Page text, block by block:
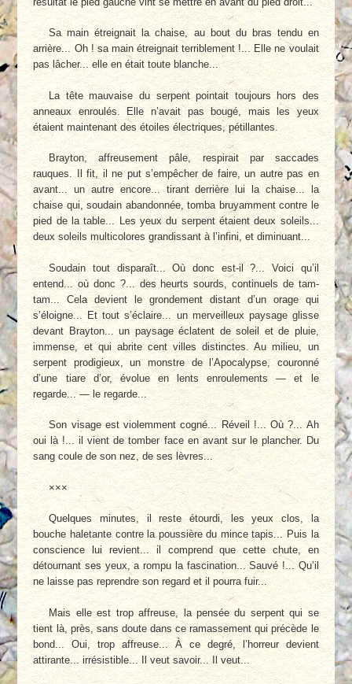
Sa main étreignait la chaise, au bout du bras tendu en
arrière... Oh ! sa main étreignait terriblement !... Elle ne voulait
pas lâcher... elle en était toute blanche...
La tête mauvaise du serpent pointait toujours hors des
anneaux enroulés. Elle n’avait pas bougé, mais les yeux
étaient maintenant des étoiles électriques, pétillantes.
Brayton, affreusement pâle, respirait par saccades
rauques. Il fit, il ne put s’empêcher de faire, un autre pas en
avant... un autre encore... tirant derrière lui la chaise... la
chaise qui, soudain abandonnée, tomba bruyamment contre le
pied de la table... Les yeux du serpent étaient deux soleils...
deux soleils multicolores grandissant à l’infini, et diminuant...
Soudain tout disparaît... Où donc est-il ?... Voici qu’il
entend... où donc ?... des heurts sourds, continuels de tam-
tam... Cela devient le grondement distant d’un orage qui
s’éloigne... Et tout s’éclaire... un merveilleux paysage glisse
devant Brayton... un paysage éclatent de soleil et de pluie,
immense, et qui abrite cent villes distinctes. Au milieu, un
serpent prodigieux, un monstre de l’Apocalypse, couronné
d’une tiare d’or, évolue en lents enroulements — et le
regarde... — le regarde...
Son visage est violemment cogné... Réveil !... Où ?... Ah
oui là !... il vient de tomber face en avant sur le plancher. Du
sang coule de son nez, de ses lèvres...
×××
Quelques minutes, il reste étourdi, les yeux clos, la
bouche haletante contre la poussière du mince tapis... Puis la
conscience lui revient... il comprend que cette chute, en
détournant ses yeux, a rompu la fascination... Sauvé !... Qu’il
ne laisse pas reprendre son regard et il pourra fuir...
Mais elle est trop affreuse, la pensée du serpent qui se
tient là, près, sans doute dans ce ramassement qui précède le
bond... Oui, trop affreuse... À ce degré, l’horreur devient
attirante... irrésistible... Il veut savoir... Il veut...